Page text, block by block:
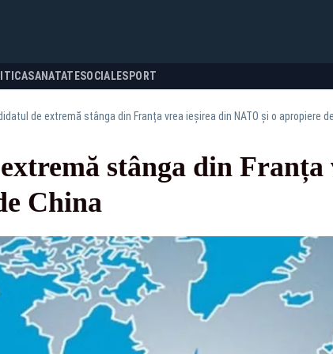
SANATATESOCIALESPORT
de extremă stânga din Franța vrea ieșirea din NATO și o apropiere
stânga din
China